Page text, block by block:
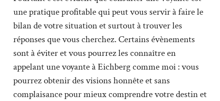
une pratique profitable qui peut vous servir à faire le
bilan de votre situation et surtout à trouver les
réponses que vous cherchez. Certains évènements
sont à éviter et vous pourrez les connaître en
appelant une voyante à Eichberg comme moi : vous
pourrez obtenir des visions honnête et sans
complaisance pour mieux comprendre votre destin et